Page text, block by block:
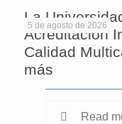
5 de agosto de 2026
La
Acreditación
Calidad
más
Read